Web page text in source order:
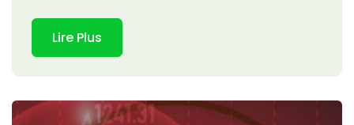
Lire Plus